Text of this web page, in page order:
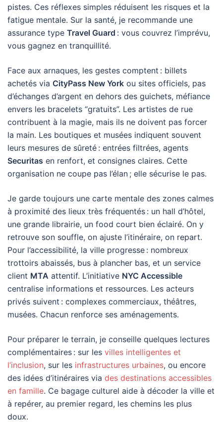
pistes. Ces réflexes simples réduisent les risques et la
fatigue mentale. Sur la santé, je recommande une
assurance type Travel Guard : vous couvrez l’imprévu,
vous gagnez en tranquillité.
Face aux arnaques, les gestes comptent : billets
achetés via CityPass New York ou sites officiels, pas
d’échanges d’argent en dehors des guichets, méfiance
envers les bracelets “gratuits”. Les artistes de rue
contribuent à la magie, mais ils ne doivent pas forcer
la main. Les boutiques et musées indiquent souvent
leurs mesures de sûreté : entrées filtrées, agents
Securitas en renfort, et consignes claires. Cette
organisation ne coupe pas l’élan ; elle sécurise le pas.
Je garde toujours une carte mentale des zones calmes
à proximité des lieux très fréquentés : un hall d’hôtel,
une grande librairie, un food court bien éclairé. On y
retrouve son souffle, on ajuste l’itinéraire, on repart.
Pour l’accessibilité, la ville progresse : nombreux
trottoirs abaissés, bus à plancher bas, et un service
client MTA attentif. L’initiative NYC Accessible
centralise informations et ressources. Les acteurs
privés suivent : complexes commerciaux, théâtres,
musées. Chacun renforce ses aménagements.
Pour préparer le terrain, je conseille quelques lectures
complémentaires : sur les villes intelligentes et
l’inclusion, sur les infrastructures urbaines, ou encore
des idées d’itinéraires via des destinations accessibles
en famille. Ce bagage culturel aide à décoder la ville et
à repérer, au premier regard, les chemins les plus
doux.